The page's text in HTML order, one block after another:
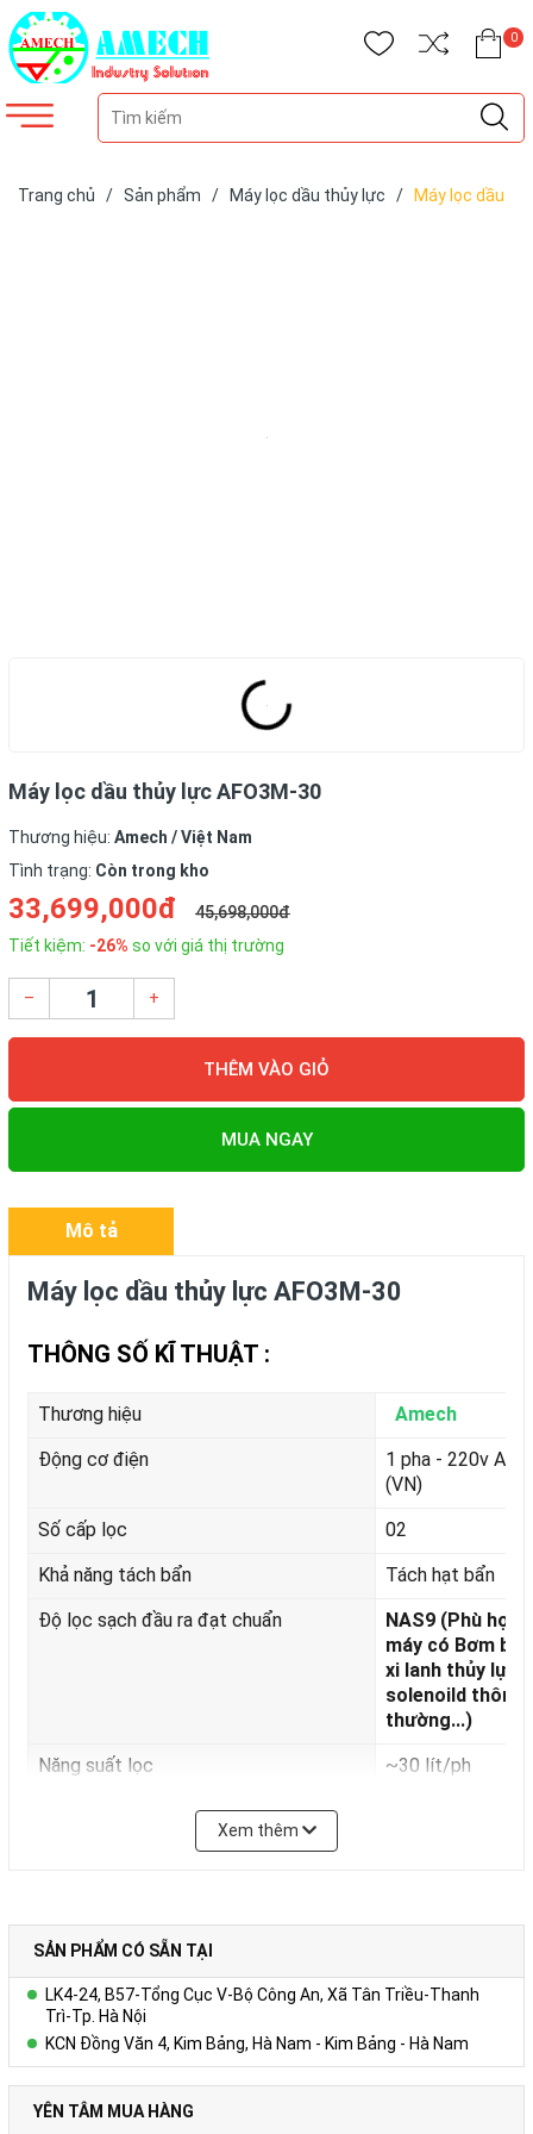
0
Trang chủ / Sản phẩm / Máy lọc dầu thủy lực /
Máy lọc dầu
Máy lọc dầu thủy lực AFO3M-30
Thương hiệu: Amech / Việt Nam
Tình trạng: Còn trong kho
33,699,000đ
45,698,000đ
Tiết kiệm: -26% so với giá thị trường
– +
THÊM VÀO GIỎ
MUA NGAY
Mô tả
Máy lọc dầu thủy lực AFO3M-30
THÔNG SỐ KĨ THUẬT :
Thương hiệu
Amech
Động cơ điện
1 pha - 220v AC,
(VN)
Số cấp lọc
02
Khả năng tách bẩn
Tách hạt bẩn
Độ lọc sạch đầu ra đạt chuẩn
NAS9 (Phù hợp
máy có Bơm
xi lanh thủy lực,
solenoild thông
thường...)
Năng suất lọc
~30 lít/ph
Nhiệt độ làm việc (Temperature)
Áp suất làm việc lớn nhất tới*(Max
Tủ điện điều khiển
Có bảo vệ quá tải.
Xuất xứ
Tải xuống Catalogue, tài liệu hướng dẫn
sử dụng
Tại đây
Xem thêm
SẢN PHẨM CÓ SẴN TẠI
LK4-24, B57-Tổng Cục V-Bộ Công An, Xã Tân Triều-Thanh
Trì-Tp. Hà Nội
KCN Đồng Văn 4, Kim Bảng, Hà Nam - Kim Bảng - Hà Nam
YÊN TÂM MUA HÀNG